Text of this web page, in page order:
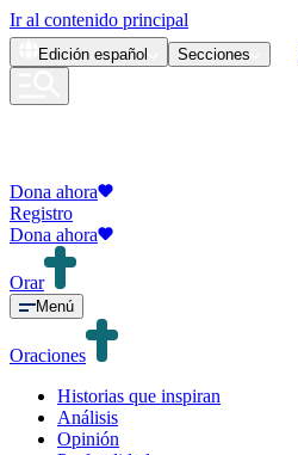
Ir al contenido principal
Edición español Secciones
Dona ahora
Registro
Dona ahora
Orar
Menú
Oraciones
Historias que inspiran
Análisis
Opinión